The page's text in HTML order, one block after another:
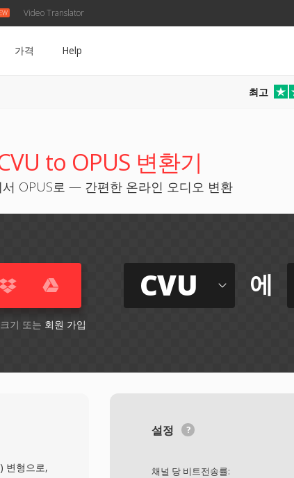
Video Translator
가격 Help
최고
to OPUS 변환기
서 OPUS로 — 간편한 온라인 오디오 변환
기 또는 회원 가입
CVU 에
설정
채널 당 비트전송률:
변형으로,